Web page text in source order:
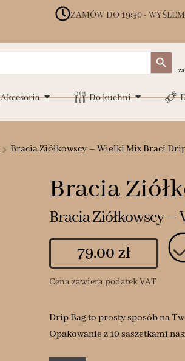
ZAMÓW DO 19:30 -
Search Button
Akcesoria Do kuchni
Bracia Ziółkowscy – Wielki Mix Braci Drip
Bracia
Bracia Ziółkowscy –
79.00 zł
Cena zawiera podatek VAT
Drip Bag to prosty sposób na
Opakowanie z 10 saszetkami